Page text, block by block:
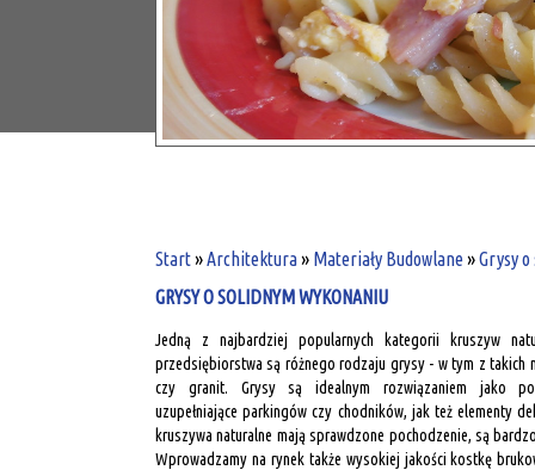
Start»Architektura» Materiały Budowlane»Grysy
GRYSY O SOLIDNYM WYKONANIU
Jedną z najbardziej popularnych kategorii kruszyw
przedsiębiorstwa są różnego rodzaju grysy - w tym z takich
czy granit. Grysy są idealnym rozwiązaniem jako
uzupełniające parkingów czy chodników, jak też elementy
kruszywa naturalne mają sprawdzone pochodzenie, są
Wprowadzamy na rynek także wysokiej jakości kostkę